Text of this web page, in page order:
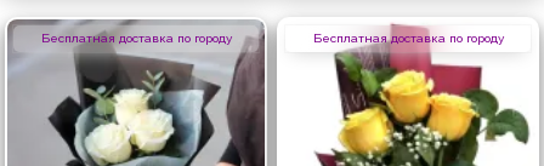
Бесплатная доставка по городу Бесплатная доставка по городу